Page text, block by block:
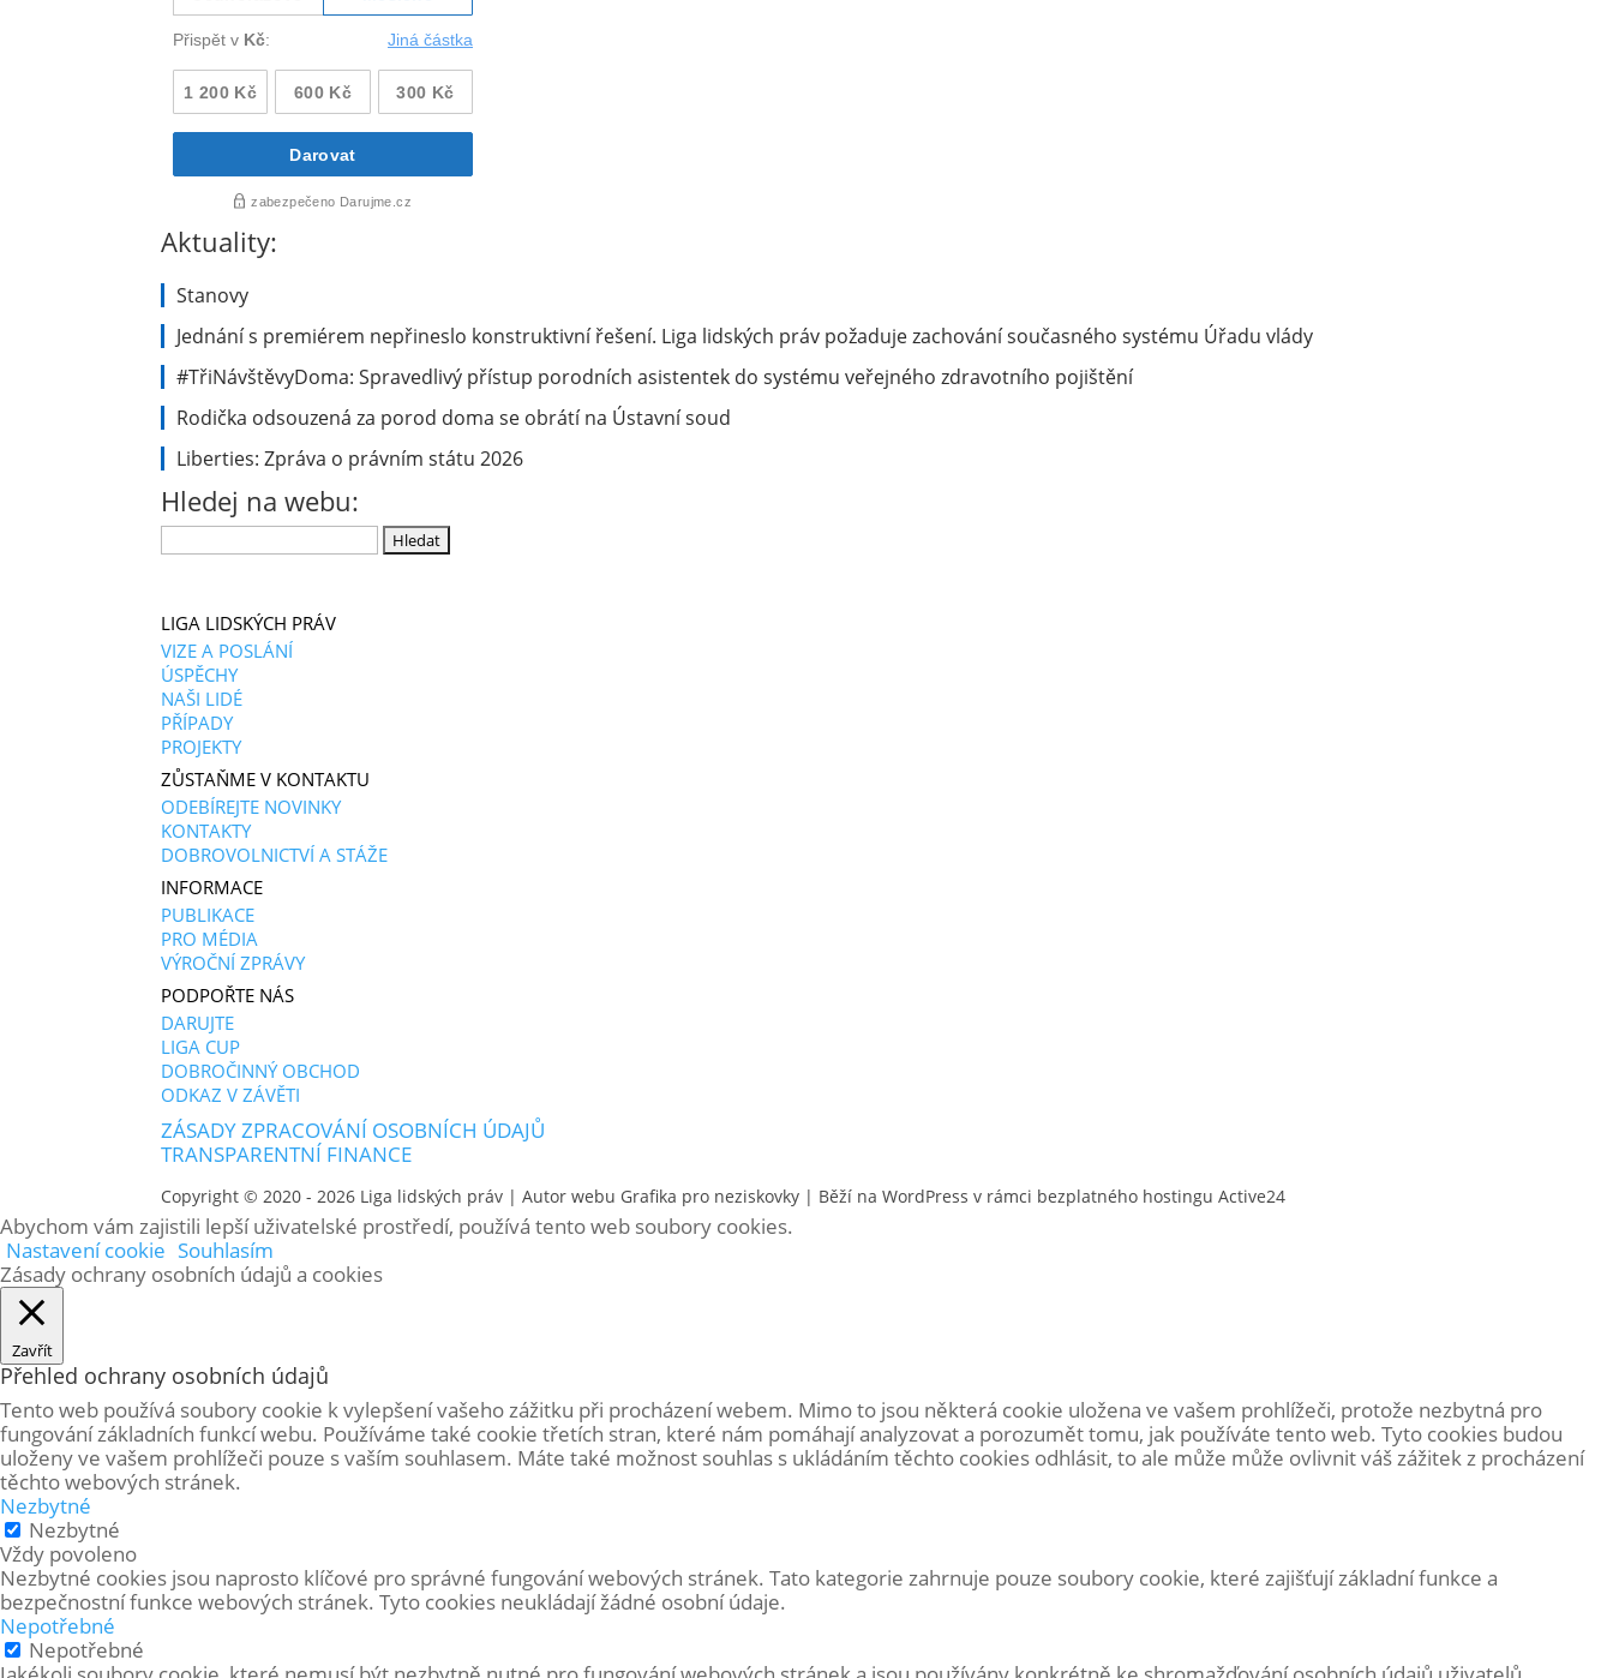
Aktuality:
Stanovy
Jednání s premiérem nepřineslo konstruktivní řešení. Liga lidských práv požaduje zachování současného systému Úřadu vlády
#TřiNávštěvyDoma: Spravedlivý přístup porodních asistentek do systému veřejného zdravotního pojištění
Rodička odsouzená za porod doma se obrátí na Ústavní soud
Liberties: Zpráva o právním státu 2026
Hledej na webu:
Vyhledávání
LIGA LIDSKÝCH PRÁV
VIZE A POSLÁNÍ
ÚSPĚCHY
NAŠI LIDÉ
PŘÍPADY
PROJEKTY
ZŮSTAŇME V KONTAKTU
ODEBÍREJTE NOVINKY
KONTAKTY
DOBROVOLNICTVÍ A STÁŽE
INFORMACE
PUBLIKACE
PRO MÉDIA
VÝROČNÍ ZPRÁVY
PODPOŘTE NÁS
DARUJTE
LIGA CUP
DOBROČINNÝ OBCHOD
ODKAZ V ZÁVĚTI
ZÁSADY ZPRACOVÁNÍ OSOBNÍCH ÚDAJŮ
TRANSPARENTNÍ FINANCE
Copyright © 2020 - 2026 Liga lidských práv | Autor webu Grafika pro neziskovky | Běží na WordPress v rámci bezplatného hostinguActive24
Abychom vám zajistili lepší uživatelské prostředí, používá tento web soubory cookies.
Nastavení cookie Souhlasím
Zásady ochrany osobních údajů a cookies
Zavřít
Přehled ochrany osobních údajů
Tento web používá soubory cookie k vylepšení vašeho zážitku při procházení webem. Mimo to jsou některá cookie uložena ve vašem prohlížeči, protože nezbytná pro
fungování základních funkcí webu. Používáme také cookie třetích stran, které nám pomáhají analyzovat a porozumět tomu, jak používáte tento web. Tyto cookies budou
uloženy ve vašem prohlížeči pouze s vaším souhlasem. Máte také možnost souhlas s ukládáním těchto cookies odhlásit, to ale může může ovlivnit váš zážitek z procházení
těchto webových stránek.
Nezbytné
Nezbytné
Vždy povoleno
Nezbytné cookies jsou naprosto klíčové pro správné fungování webových stránek. Tato kategorie zahrnuje pouze soubory cookie, které zajišťují základní funkce a
bezpečnostní funkce webových stránek. Tyto cookies neukládají žádné osobní údaje.
Nepotřebné
Nepotřebné